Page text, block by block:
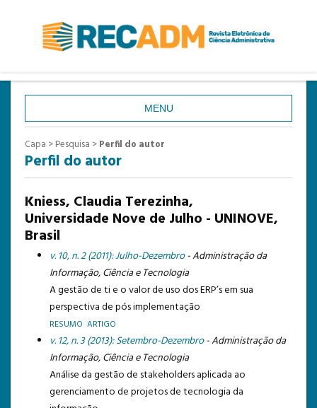
MENU
CAPA
SOBRE
CADASTRO
PESQUISA
ATUAL
ANTERIORES
ESTATÍSTICAS
TEMPLATE DE SUBMISSÃO
Capa >Pesquisa >Perfil do autor
Perfil do autor
Kniess, Claudia Terezinha,
Universidade Nove de Julho - UNINOVE,
Brasil
v. 10, n. 2 (2011): Julho-Dezembro- Administração da
Informação, Ciência e Tecnologia
A gestão de ti e o valor de uso dos ERP’s em sua
perspectiva de pós implementação
RESUMO ARTIGO
v. 12, n. 3 (2013): Setembro-Dezembro- Administração da
Informação, Ciência e Tecnologia
Análise da gestão de stakeholders aplicada ao
gerenciamento de projetos de tecnologia da